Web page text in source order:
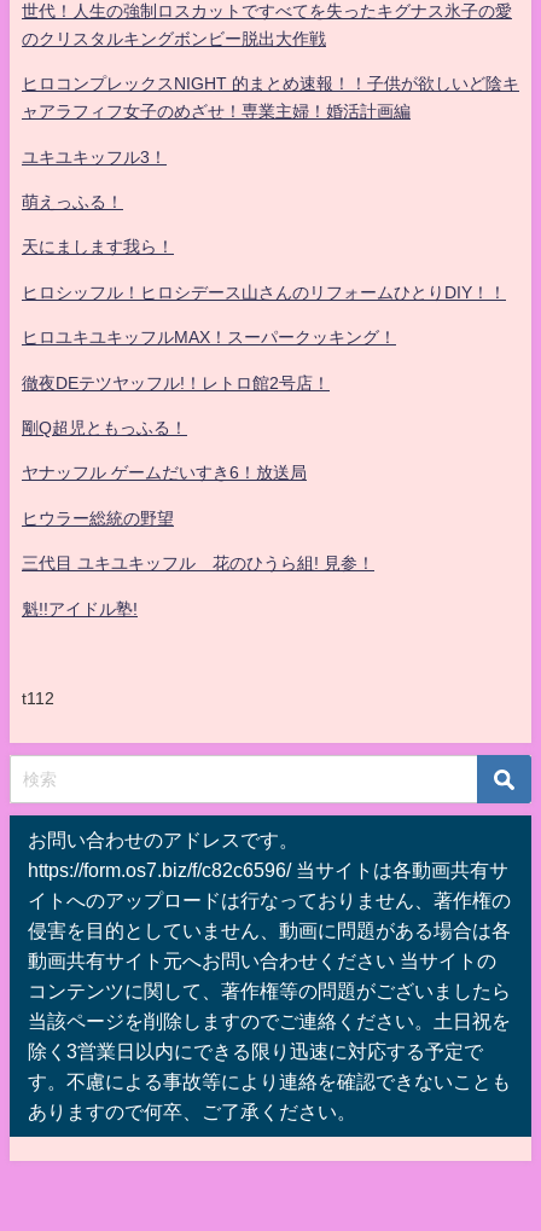
世代！人生の強制ロスカットですべてを失ったキグナス氷子の愛
のクリスタルキングボンビー脱出大作戦
ヒロコンプレックスNIGHT 的まとめ速報！！子供が欲しいど陰キ
ャアラフィフ女子のめざせ！専業主婦！婚活計画編
ユキユキッフル3！
萌えっふる！
天にまします我ら！
ヒロシッフル！ヒロシデース山さんのリフォームひとりDIY！！
ヒロユキユキッフルMAX！スーパークッキング！
徹夜DEテツヤッフル!！レトロ館2号店！
剛Q超児ともっふる！
ヤナッフル ゲームだいすき6！放送局
ヒウラー総統の野望
三代目 ユキユキッフル 花のひうら組! 見参！
魁!!アイドル塾!
t112
お問い合わせのアドレスです。
https://form.os7.biz/f/c82c6596/ 当サイトは各動画共有サ
イトへのアップロードは行なっておりません、著作権の
侵害を目的としていません、動画に問題がある場合は各
動画共有サイト元へお問い合わせください 当サイトの
コンテンツに関して、著作権等の問題がございましたら
当該ページを削除しますのでご連絡ください。土日祝を
除く3営業日以内にできる限り迅速に対応する予定で
す。不慮による事故等により連絡を確認できないことも
ありますので何卒、ご了承ください。